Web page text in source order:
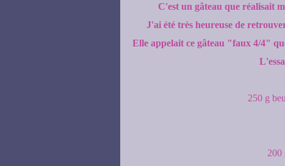
C'est un gâteau que réalisait
J'ai été très heureuse de
Elle appelait ce gâteau "faux 4/4"
250 g
200